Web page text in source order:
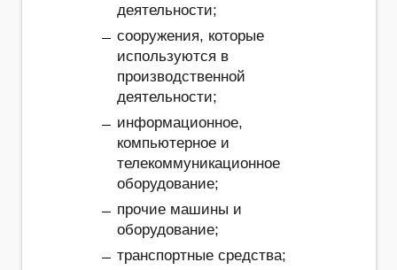
деятельности;
сооружения, которые
используются в
производственной
деятельности;
информационное,
компьютерное и
телекоммуникационное
оборудование;
прочие машины и
оборудование;
транспортные средства;